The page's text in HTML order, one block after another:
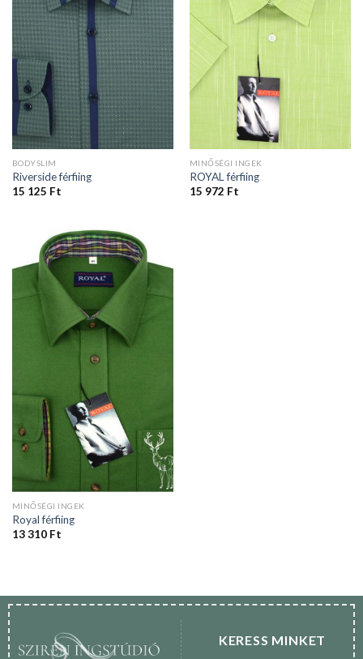
BODYSLIM
Riverside férfiing
15 125 Ft
MINŐSÉGI INGEK
ROYAL férfiing
15 972 Ft
MINŐSÉGI INGEK
Royal férfiing
13 310 Ft
KERESS MINKET